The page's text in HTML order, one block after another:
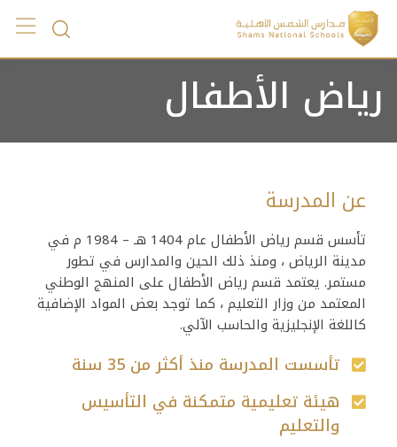
Skip
content
رياض الأطفال
عن المدرسة
تأسس قسم رياض الأطفال عام 1404 هـ – 1984 م في
مدينة الرياض ، ومنذ ذلك الحين والمدارس في تطور
مستمر. يعتمد قسم رياض الأطفال على المنهج الوطني
المعتمد من وزار التعليم ، كما توجد بعض المواد الإضافية
كاللغة الإنجليزية والحاسب الآلي.
تأسست المدرسة منذ أكثر من 35 سنة
هيئة تعليمية متمكنة في التأسيس
والتعليم